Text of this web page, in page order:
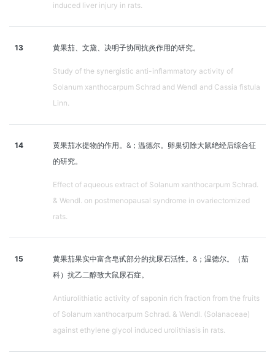
induced liver injury in rats.
13 黄果茄、文黛、决明子协同抗炎作用的研究。
Study of the synergistic anti-inflammatory activity of
Solanum xanthocarpum Schrad and Wendl and Cassia fistula
Linn.
14
黄果茄水提物的作用。&；温德尔。卵巢切除大鼠绝经后综合征
的研究。
Effect of aqueous extract of Solanum xanthocarpum Schrad.
& Wendl. on postmenopausal syndrome in ovariectomized
rats.
15
黄果茄果实中富含皂甙部分的抗尿石活性。&；温德尔。（茄
科）抗乙二醇致大鼠尿石症。
Antiurolithiatic activity of saponin rich fraction from the fruits
of Solanum xanthocarpum Schrad. & Wendl. (Solanaceae)
against ethylene glycol induced urolithiasis in rats.